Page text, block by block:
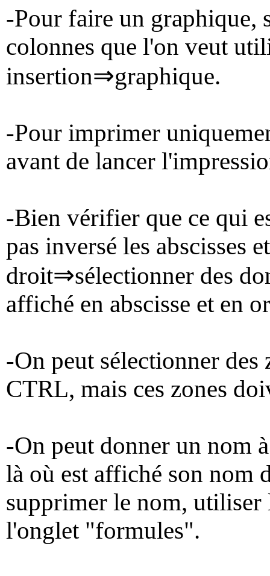
-Pour faire un graphique,
colonnes que l'on veut
insertion⇒graphique.
-Pour imprimer
avant de lancer
-Bien vérifier que ce qui
pas inversé les abscisses
droit⇒sélectionner des
affiché en abscisse et en
-On peut sélectionner des
CTRL, mais ces zones
-On peut donner un nom
là où est affiché son nom
supprimer le nom, utiliser
l'onglet "formules".